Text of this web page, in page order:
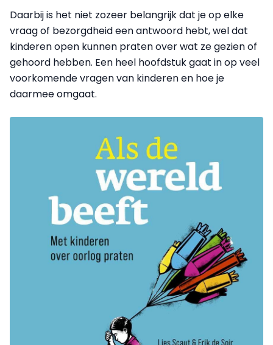
Daarbij is het niet zozeer belangrijk dat je op elke
vraag of bezorgdheid een antwoord hebt, wel dat
kinderen open kunnen praten over wat ze gezien of
gehoord hebben. Een heel hoofdstuk gaat in op veel
voorkomende vragen van kinderen en hoe je
daarmee omgaat.